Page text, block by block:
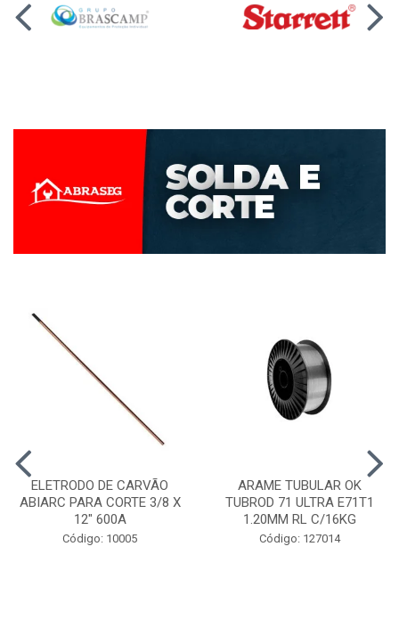
ELETRODO DE CARVÃO
ABIARC PARA CORTE 3/8 X
12" 600A
Código: 10005
ARAME TUBULAR OK
TUBROD 71 ULTRA E71T1
1.20MM RL C/16KG
Código: 127014